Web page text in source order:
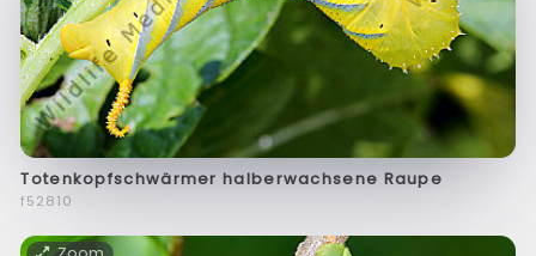
Totenkopfschwärmer halberwachsene Raupe
f52810